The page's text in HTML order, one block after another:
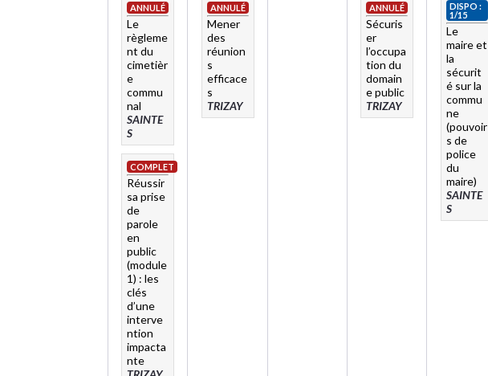
ANNULÉ
Le
règleme
nt du
cimetièr
e
commu
nal
SAINTE
S
COMPLET
Réussir
sa prise
de
parole
en
public
(module
1) : les
clés
d’une
interve
ntion
impacta
nte
ANNULÉ
Mener
des
réunion
s
efficace
s
TRIZAY
ANNULÉ
Sécuris
er
l’occupa
tion du
domain
e public
TRIZAY
DISPO :
1/15
Le
maire et
la
sécurit
é sur la
commu
ne
(pouvoir
s de
police
du
maire)
SAINTE
S